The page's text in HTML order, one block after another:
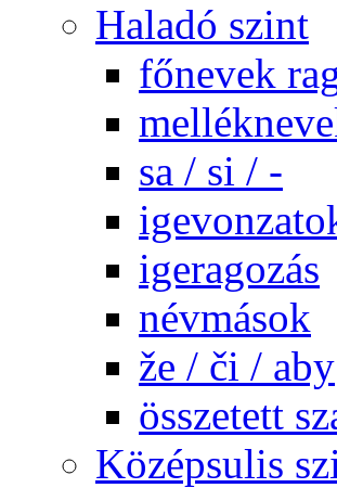
Haladó szint
főnevek
sa / si / -
igeragozás
névmások
že / či / aby
összetett
Középsulis